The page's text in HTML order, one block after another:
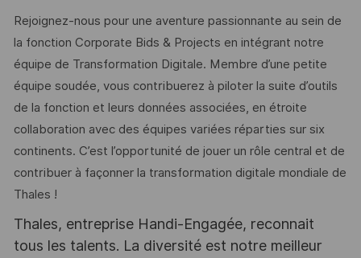
Rejoignez-nous pour une aventure passionnante au sein de
la fonction Corporate Bids & Projects en intégrant notre
équipe de Transformation Digitale. Membre d’une petite
équipe soudée, vous contribuerez à piloter la suite d’outils
de la fonction et leurs données associées, en étroite
collaboration avec des équipes variées réparties sur six
continents. C’est l’opportunité de jouer un rôle central et de
contribuer à façonner la transformation digitale mondiale de
Thales !
Thales, entreprise Handi-Engagée, reconnait
tous les talents. La diversité est notre meilleur